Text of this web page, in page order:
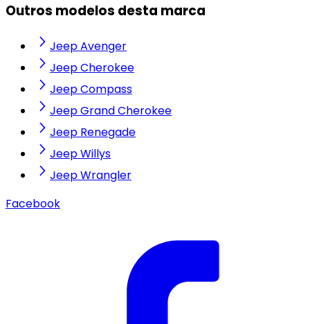
Outros modelos desta marca
Jeep Avenger
Jeep Cherokee
Jeep Compass
Jeep Grand Cherokee
Jeep Renegade
Jeep Willys
Jeep Wrangler
Facebook